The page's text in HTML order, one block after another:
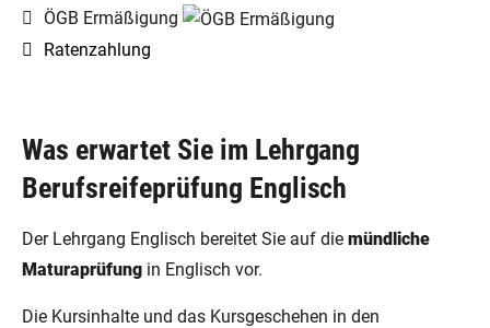
Was erwartet Sie im Lehrgang
Berufsreifeprüfung Englisch
Der Lehrgang Englisch bereitet Sie auf die mündliche
Maturaprüfung in Englisch vor.
Die Kursinhalte und das Kursgeschehen in den
ÖGB Ermäßigung
Ratenzahlung